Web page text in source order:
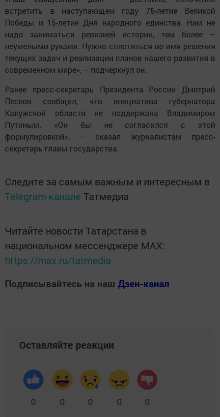
встретить в наступающем году 75-летие Великой
Победы и 15-летие Дня народного единства. Нам не
надо заниматься ревизией истории, тем более –
неумелыми руками. Нужно сплотиться во имя решения
текущих задач и реализации планов нашего развития в
современном мире», – подчеркнул он.
Ранее пресс-секретарь Президента России Дмитрий
Песков сообщил, что инициатива губернатора
Калужской области не поддержана Владимиром
Путиным. «Он бы не согласился с этой
формулировкой», – сказал журналистам пресс-
секретарь главы государства.
Следите за самым важным и интересным в
Telegram-канале Татмедиа
Читайте новости Татарстана в
национальном мессенджере MАХ:
https://max.ru/tatmedia
Подписывайтесь на наш Дзен-канал
Оставляйте реакции
0 0 0 0 0